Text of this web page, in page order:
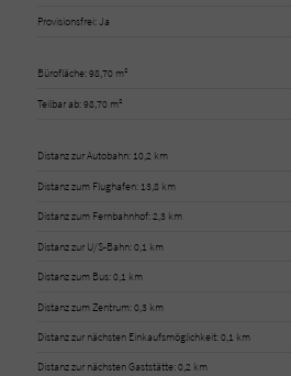
Provisionsfrei: Ja
Bürofläche: 98,70 m²
Teilbar ab: 98,70 m²
Distanz zur Autobahn: 10,2 km
Distanz zum Flughafen: 13,8 km
Distanz zum Fernbahnhof: 2,3 km
Distanz zur U/S-Bahn: 0,1 km
Distanz zum Bus: 0,1 km
Distanz zum Zentrum: 0,3 km
Distanz zur nächsten Einkaufsmöglichkeit: 0,1 km
Distanz zur nächsten Gaststätte: 0,2 km